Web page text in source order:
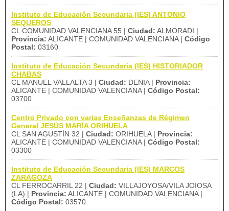
Instituto de Educación Secundaria (IES) ANTONIO
SEQUEROS
CL COMUNIDAD VALENCIANA 55 | Ciudad: ALMORADI |
Provincia: ALICANTE | COMUNIDAD VALENCIANA | Código
Postal: 03160
Instituto de Educación Secundaria (IES) HISTORIADOR
CHABAS
CL MANUEL VALLALTA 3 | Ciudad: DENIA | Provincia:
ALICANTE | COMUNIDAD VALENCIANA | Código Postal:
03700
Centro Privado con varias Enseñanzas de Régimen
General JESÚS MARÍA ORIHUELA
CL SAN AGUSTÍN 32 | Ciudad: ORIHUELA | Provincia:
ALICANTE | COMUNIDAD VALENCIANA | Código Postal:
03300
Instituto de Educación Secundaria (IES) MARCOS
ZARAGOZA
CL FERROCARRIL 22 | Ciudad: VILLAJOYOSA/VILA JOIOSA
(LA) | Provincia: ALICANTE | COMUNIDAD VALENCIANA |
Código Postal: 03570